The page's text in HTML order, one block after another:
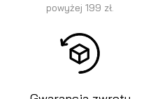
powyżej 199 zł.